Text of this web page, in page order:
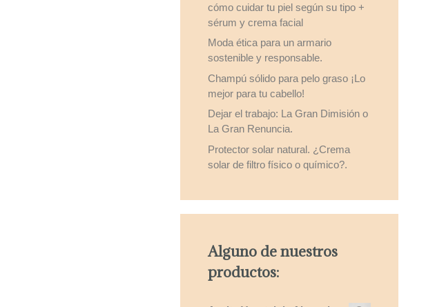
cómo cuidar tu piel según su tipo +
sérum y crema facial
Moda ética para un armario
sostenible y responsable.
Champú sólido para pelo graso ¡Lo
mejor para tu cabello!
Dejar el trabajo: La Gran Dimisión o
La Gran Renuncia.
Protector solar natural. ¿Crema
solar de filtro físico o químico?.
Alguno de nuestros
productos: